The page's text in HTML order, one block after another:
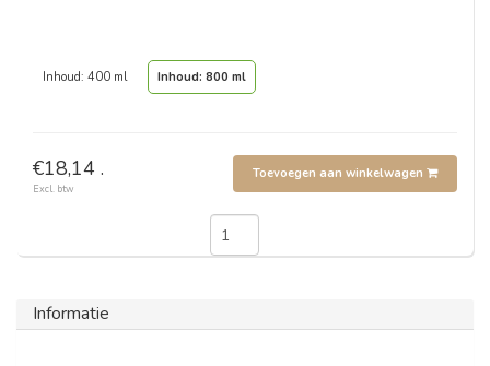
Inhoud: 400 ml Inhoud: 800 ml
€18,14 .
Excl. btw
Toevoegen aan winkelwagen
Informatie